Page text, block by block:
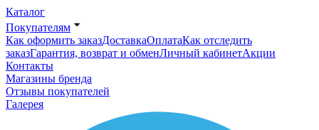
Каталог
Покупателям
Как оформить заказДоставкаОплатаКак отследить
заказГарантия, возврат и обменЛичный кабинетАкции
Контакты
Магазины бренда
Отзывы покупателей
Галерея